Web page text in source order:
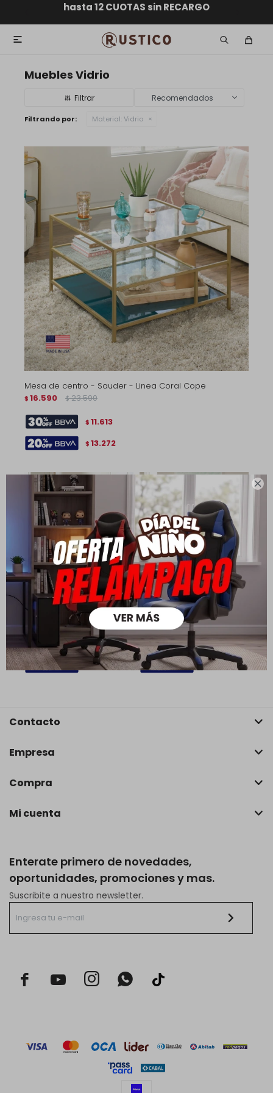

ENVÍOS A TODO EL PAÍS
GARANTÍA DE DEVOLUCIÓN
hasta 12 CUOTAS sin RECARGO
ENVÍO GRATIS dentro de MONTEVIDEO en compras

Muebles Vidrio
Recomendados
Filtrando por: Material:Vidrio
Mesa de centro - Sauder - Linea Coral Cope
$ 16.590 $ 23.590
$ 11.613
$ 13.272
Estanteria - Sauder - Linea
Coral Cape
12.890 19.990
$9.023
$10.312
Estantería - Sauder - Linea
International Lux
$ 7.380 10.990
$5.166
$5.904
Enterate primero de novedades,
oportunidades, promociones y mas.
Suscribite a nuestro newsletter.
  
Contacto
Empresa
Compra
Mi cuenta